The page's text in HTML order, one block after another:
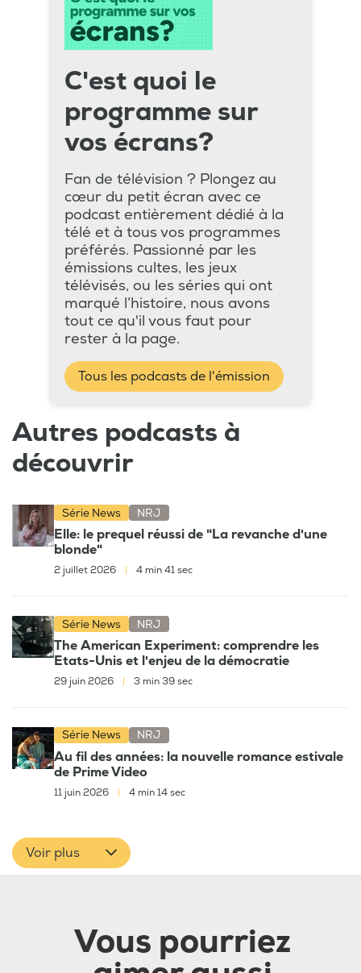
C'est quoi le
programme sur
vos écrans?
Fan de télévision ? Plongez au
cœur du petit écran avec ce
podcast entièrement dédié à la
télé et à tous vos programmes
préférés. Passionné par les
émissions cultes, les jeux
télévisés, ou les séries qui ont
marqué l’histoire, nous avons
tout ce qu'il vous faut pour
rester à la page.
Tous les podcasts de l'émission
Autres podcasts à
découvrir
Série News NRJ
Elle: le prequel réussi de "La revanche d'une
blonde"
2 juillet 2026 4 min 41 sec
Série News NRJ
The American Experiment: comprendre les
Etats-Unis et l'enjeu de la démocratie
29 juin 2026 3 min 39 sec
Série News NRJ
Au fil des années: la nouvelle romance estivale
de Prime Video
11 juin 2026 | 4 min 14 sec
Voir plus
Vous pourriez